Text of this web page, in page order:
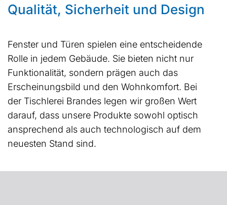
Qualität, Sicherheit und Design
Fenster und Türen spielen eine entscheidende
Rolle in jedem Gebäude. Sie bieten nicht nur
Funktionalität, sondern prägen auch das
Erscheinungsbild und den Wohnkomfort. Bei
der Tischlerei Brandes legen wir großen Wert
darauf, dass unsere Produkte sowohl optisch
ansprechend als auch technologisch auf dem
neuesten Stand sind.